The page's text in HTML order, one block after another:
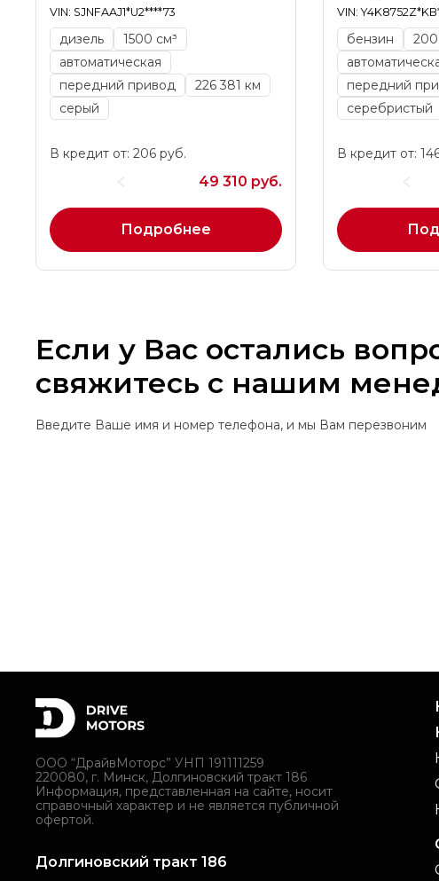
VIN: SJNFAAJ1*U2****73
дизель
1500 см³
автоматическая
передний привод
226 381 км
серый
В кредит от: 206 руб.
49 310 руб.
Подробнее
VIN:
бензин
передний
серебристый
В кредит от:
Если у Вас остались
свяжитесь с нашим
Введите Ваше имя и номер телефона, и мы Вам перезвоним
ООО “ДрайвМоторс” УНП 191111259
220080, г. Минск, Долгиновский тракт 186
Информация, представленная на сайте, носит
справочный характер и не является публичной
офертой.
Долгиновский тракт 186